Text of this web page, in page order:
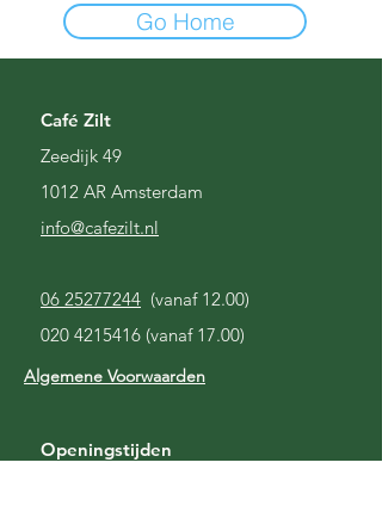
Go Home
Café Zilt
Zeedijk 49
1012 AR Amsterdam
info@cafezilt.nl
06 25277244 (vanaf 12.00)
020 4215416 (vanaf 17.00)
Algemene Voorwaarden
Openingstijden